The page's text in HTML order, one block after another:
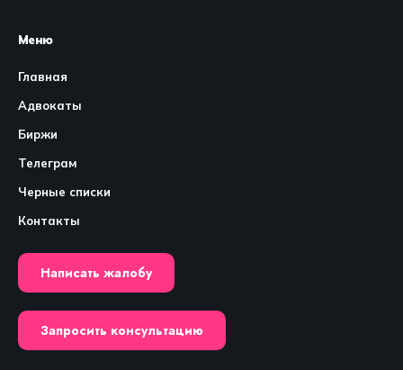
Меню
Главная
Адвокаты
Биржи
Телеграм
Черные списки
Контакты
Написать жалобу
Запросить консультацию